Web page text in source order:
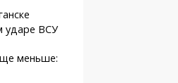
ударе ВСУ
меньше: